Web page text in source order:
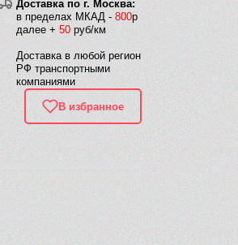
Доставка по г. Москва:
в пределах МКАД - 800р
далее + 50 руб/км
Доставка в любой регион
РФ транспортными
компаниями
В избранное